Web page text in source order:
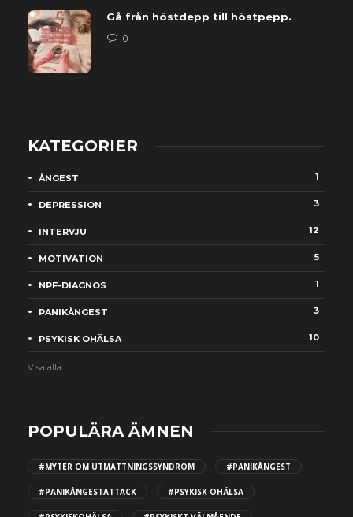
Gå från höstdepp till höstpepp.
0
KATEGORIER
ÅNGEST 1
DEPRESSION 3
INTERVJU 12
MOTIVATION 5
NPF-DIAGNOS 1
PANIKÅNGEST 3
PSYKISK OHÄLSA 10
Visa alla
POPULÄRA ÄMNEN
#MYTER OM UTMATTNINGSSYNDROM #PANIKÅNGEST
#PANIKÅNGESTATTACK #PSYKISK OHÄLSA